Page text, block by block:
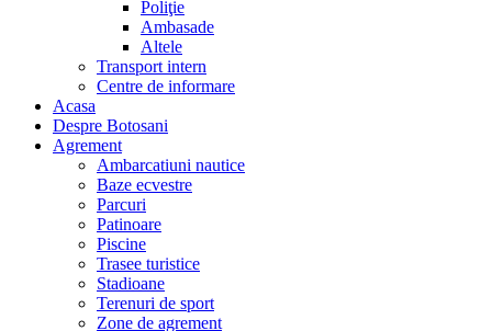
Poliţie
Ambasade
Altele
Transport intern
Centre de informare
Acasa
Despre Botosani
Agrement
Ambarcatiuni nautice
Baze ecvestre
Parcuri
Patinoare
Piscine
Trasee turistice
Stadioane
Terenuri de sport
Zone de agrement